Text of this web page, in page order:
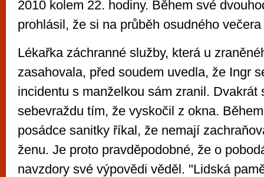
2010 kolem 22. hodiny. Během své
prohlásil, že si na průběh osudného
Lékařka záchranné služby, která u
zasahovala, před soudem uvedla, že Ingr
incidentu s manželkou sám zranil. Dvakrát
sebevraždu tím, že vyskočil z okna.
posádce sanitky říkal, že nemají
ženu. Je proto pravděpodobné, že o
navzdory své výpovědi věděl. "Lidská